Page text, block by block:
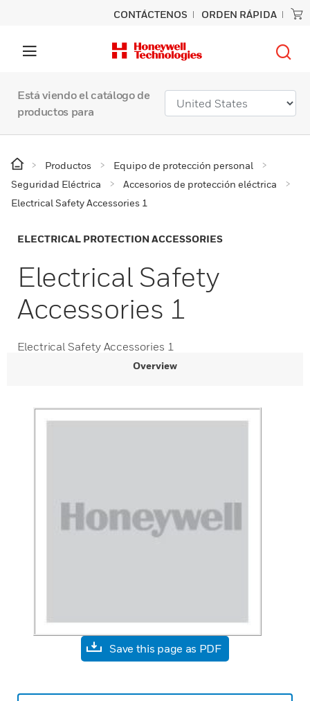
CONTÁCTENOS ORDEN RÁPIDA
Está viendo el catálogo de
productos para
Productos
Equipo de protección personal
Seguridad Eléctrica
Accesorios de protección eléctrica
Electrical Safety Accessories 1
ELECTRICAL PROTECTION ACCESSORIES
Electrical Safety
Accessories 1
Electrical Safety Accessories 1
Overview
Save this page as PDF